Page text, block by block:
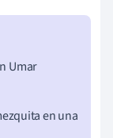
Umar
en una